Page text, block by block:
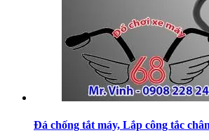
Đá chống tắt máy, Lắp công tắc